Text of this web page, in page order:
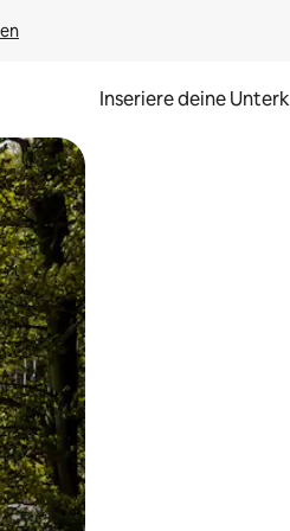
Inseriere deine
oder Wischgesten.